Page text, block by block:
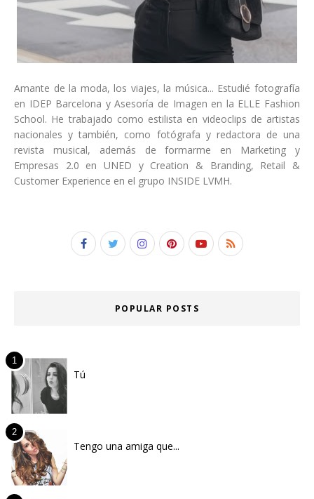
Amante de la moda, los viajes, la música... Estudié fotografía
en IDEP Barcelona y Asesoría de Imagen en la ELLE Fashion
School. He trabajado como estilista en videoclips de artistas
nacionales y también, como fotógrafa y redactora de una
revista musical, además de formarme en Marketing y
Empresas 2.0 en UNED y Creation & Branding, Retail &
Customer Experience en el grupo INSIDE LVMH.
POPULAR POSTS
Tú
Tengo una amiga que...